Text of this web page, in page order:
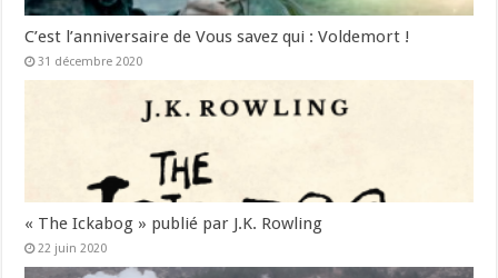
C’est l’anniversaire de Vous savez qui : Voldemort !
31 décembre 2020
« The Ickabog » publié par J.K. Rowling
22 juin 2020